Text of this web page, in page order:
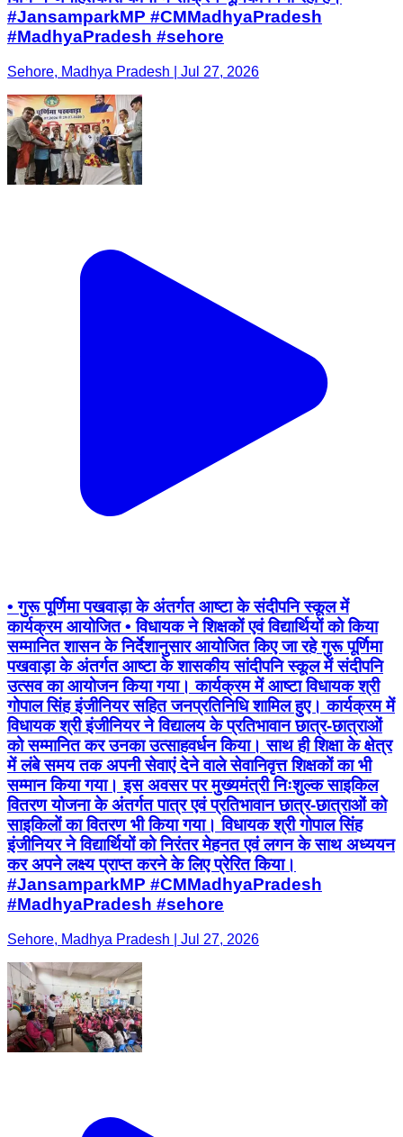
#JansamparkMP #CMMadhyaPradesh
#MadhyaPradesh #sehore
Sehore, Madhya Pradesh | Jul 27, 2026
• गुरू पूर्णिमा पखवाड़ा के अंतर्गत आष्टा के संदीपनि स्कूल में
कार्यक्रम आयोजित • विधायक ने शिक्षकों एवं विद्यार्थियों को किया
सम्मानित शासन के निर्देशानुसार आयोजित किए जा रहे गुरू पूर्णिमा
पखवाड़ा के अंतर्गत आष्टा के शासकीय सांदीपनि स्कूल में संदीपनि
उत्सव का आयोजन किया गया। कार्यक्रम में आष्टा विधायक श्री
गोपाल सिंह इंजीनियर सहित जनप्रतिनिधि शामिल हुए। कार्यक्रम में
विधायक श्री इंजीनियर ने विद्यालय के प्रतिभावान छात्र-छात्राओं
को सम्मानित कर उनका उत्साहवर्धन किया। साथ ही शिक्षा के क्षेत्र
में लंबे समय तक अपनी सेवाएं देने वाले सेवानिवृत्त शिक्षकों का भी
सम्मान किया गया। इस अवसर पर मुख्यमंत्री निःशुल्क साइकिल
वितरण योजना के अंतर्गत पात्र एवं प्रतिभावान छात्र-छात्राओं को
साइकिलों का वितरण भी किया गया। विधायक श्री गोपाल सिंह
इंजीनियर ने विद्यार्थियों को निरंतर मेहनत एवं लगन के साथ अध्ययन
कर अपने लक्ष्य प्राप्त करने के लिए प्रेरित किया।
#JansamparkMP #CMMadhyaPradesh
#MadhyaPradesh #sehore
Sehore, Madhya Pradesh | Jul 27, 2026